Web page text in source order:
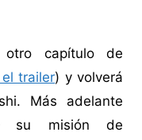
otro capítulo de
trailer) y volverá
Más adelante
su misión de